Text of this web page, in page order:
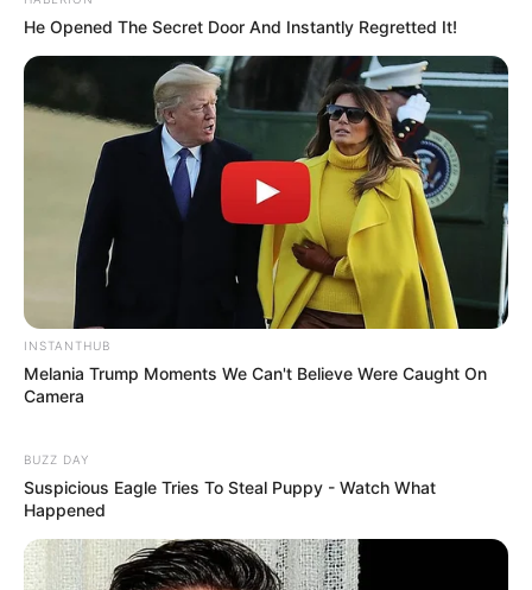
LIHAT ARTIKEL LAINNYA
He Opened The Secret Door And Instantly Regretted It!
INSTANTHUB
Melania Trump Moments We Can't Believe Were Caught On
Camera
BUZZ DAY
Suspicious Eagle Tries To Steal Puppy - Watch What
Happened